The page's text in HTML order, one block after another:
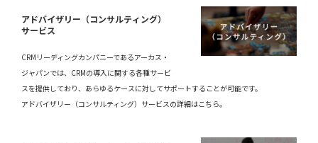
アドバイザリー（コンサルティング）
サービス
CRMリーディングカンパニーであるアーカス・
ジャパンでは、CRMの導入に関する各種サービ
スを提供しており、あらゆるケースに対してサポートすることが可能です。
アドバイザリー（コンサルティング）サービスの詳細はこちら。